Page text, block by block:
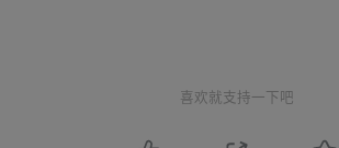
喜欢就支持一下吧